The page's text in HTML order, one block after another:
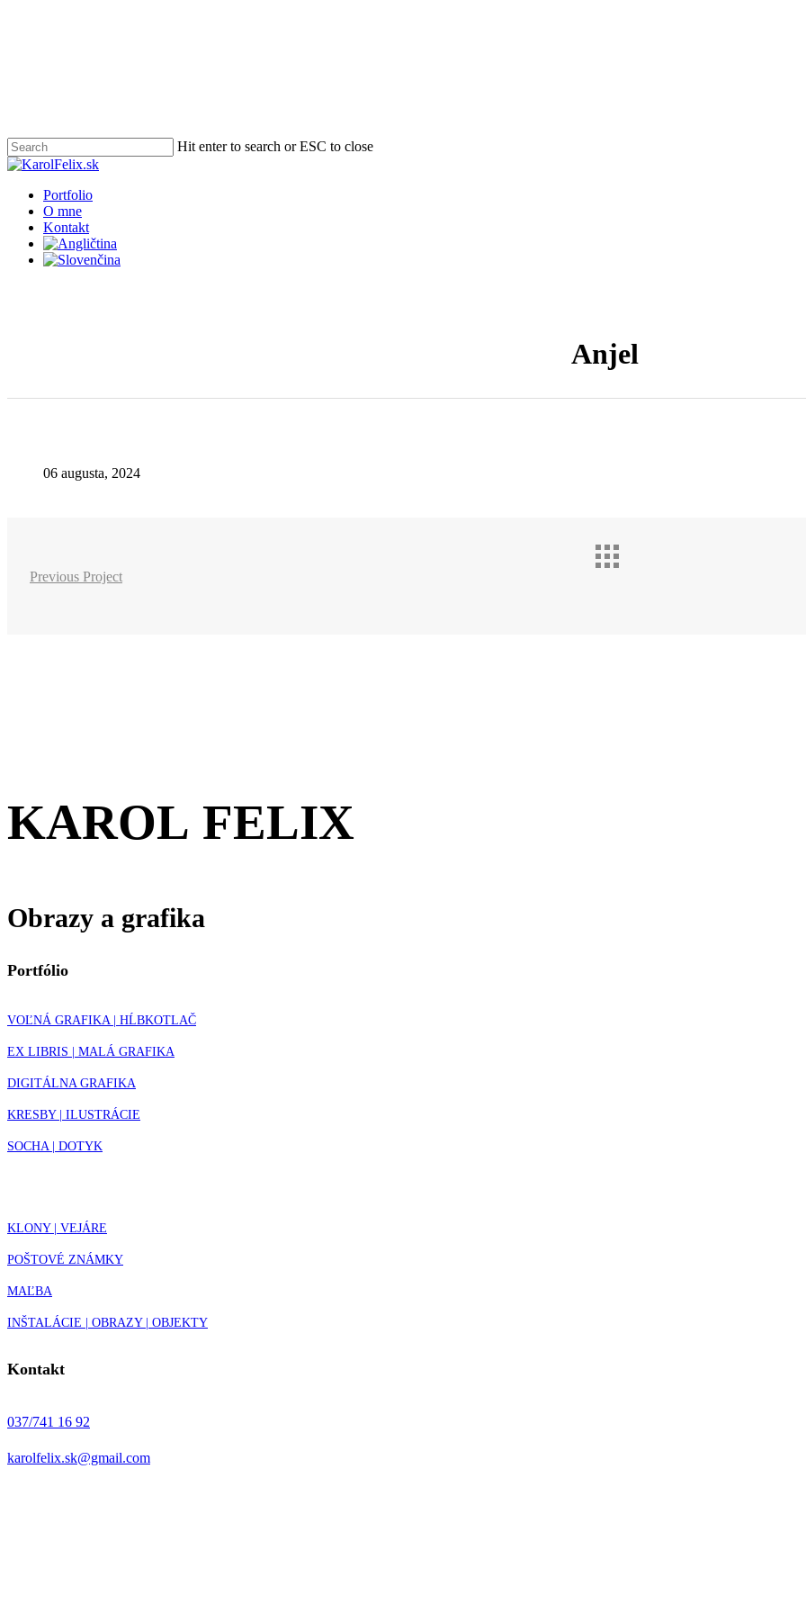
Hit enter to search or ESC to close
Close
Menu
Portfolio
O mne
Kontakt
Anjel
06 augusta, 2024
Previous Project
KAROL FELIX
Obrazy a grafika
Portfólio
VOĽNÁ GRAFIKA | HĹBKOTLAČ
EX LIBRIS | MALÁ GRAFIKA
DIGITÁLNA GRAFIKA
KRESBY | ILUSTRÁCIE
SOCHA | DOTYK
KLONY | VEJÁRE
POŠTOVÉ ZNÁMKY
MAĽBA
INŠTALÁCIE | OBRAZY | OBJEKTY
Kontakt
037/741 16 92
karolfelix.sk@gmail.com